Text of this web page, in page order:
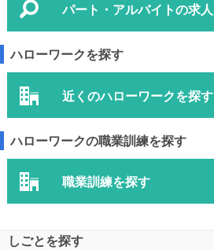
パート・アルバイトの求人
ハローワークを探す
近くのハローワークを探す
ハローワークの職業訓練を探す
職業訓練を探す
しごとを探す